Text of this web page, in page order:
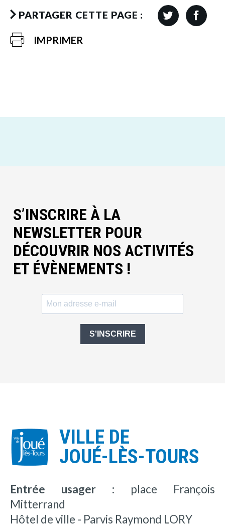
PARTAGER CETTE PAGE :
IMPRIMER
S’INSCRIRE À LA
NEWSLETTER POUR
DÉCOUVRIR NOS ACTIVITÉS
ET ÉVÈNEMENTS !
S'INSCRIRE
VILLE DE
JOUÉ-LÈS-TOURS
Entrée usager : place François
Mitterrand
Hôtel de ville - Parvis Raymond LORY